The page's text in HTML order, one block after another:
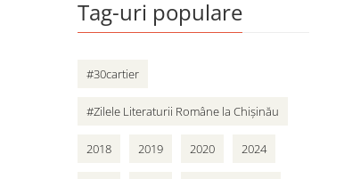
Tag-uri populare
#30cartier
#Zilele Literaturii Române la Chișinău
2018 2019 2020 2024